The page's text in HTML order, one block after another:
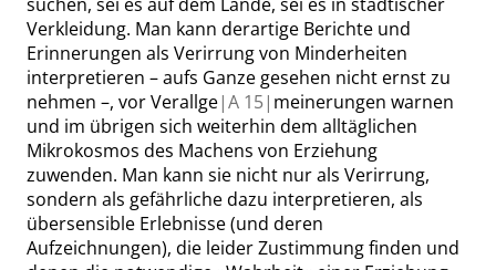
Verkleidung. Man kann derartige Berichte und
Erinnerungen als Verirrung von Minderheiten
interpretieren – aufs Ganze gesehen nicht ernst zu
nehmen –, vor Verallge|A 15| meinerungen warnen
und im übrigen sich weiterhin dem alltäglichen
Mikrokosmos des Machens von Erziehung
zuwenden. Man kann sie nicht nur als Verirrung,
sondern als gefährliche dazu interpretieren, als
übersensible Erlebnisse (und deren
Aufzeichnungen), die leider Zustimmung finden und